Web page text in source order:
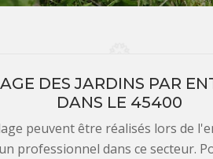
DES JARDINS PAR
DANS LE 45400
peuvent être réalisés lors de
professionnel dans ce secteur.